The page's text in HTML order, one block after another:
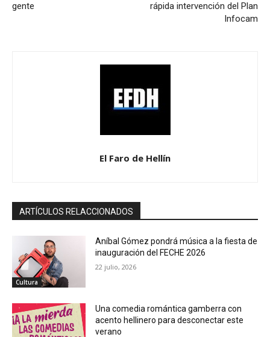
gente
rápida intervención del Plan
Infocam
El Faro de Hellín
ARTÍCULOS RELACCIONADOS
Cultura
Aníbal Gómez pondrá música a la fiesta de
inauguración del FECHE 2026
22 julio, 2026
Una comedia romántica gamberra con
acento hellinero para desconectar este
verano